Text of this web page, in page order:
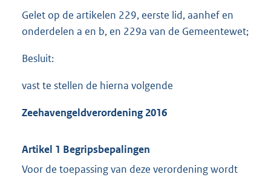
Gelet op de artikelen 229, eerste lid, aanhef en
onderdelen a en b, en 229a van de Gemeentewet;
Besluit:
vast te stellen de hierna volgende
Zeehavengeldverordening 2016
Artikel 1 Begripsbepalingen
Voor de toepassing van deze verordening wordt